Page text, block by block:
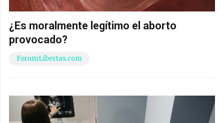
¿Es moralmente legítimo el aborto
provocado?
ForumLibertas.com